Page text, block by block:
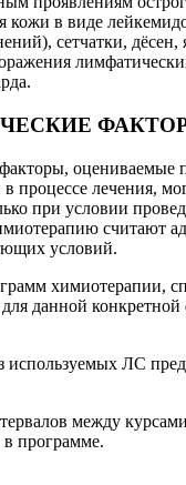
кожи в виде
сетчатки, дёсен,
оцениваемые
процессе лечения,
при условии
считают
условий.
химиотерапии,
данной
используемых ЛС
между
программе.